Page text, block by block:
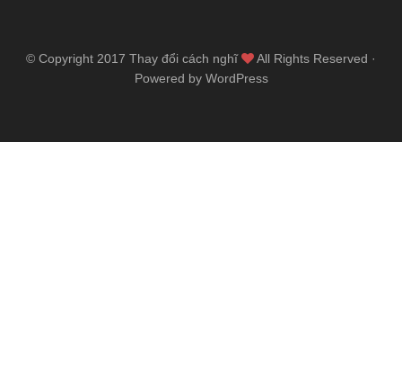
© Copyright 2017 Thay đổi cách nghĩ
All Rights Reserved ·
Powered by WordPress